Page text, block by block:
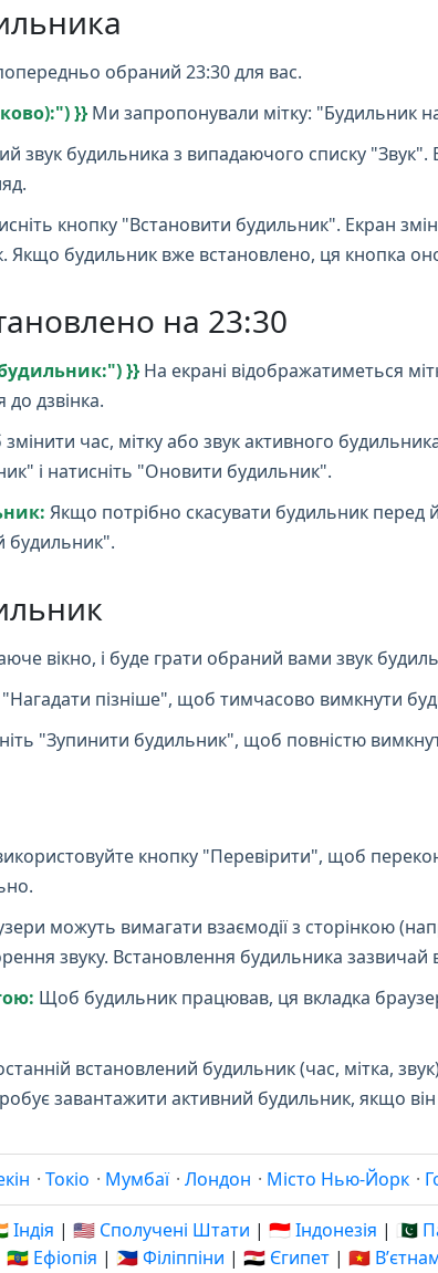
обраний 23:30 для вас.
}} Ми запропонували мітку: "Будильник
звук будильника з випадаючого списку
кнопку "Встановити будильник". Екран
Якщо будильник вже встановлено, ця кнопка
на 23:30
}} На екрані відображатиметься
дзвінка.
час, мітку або звук активного
і натисніть "Оновити будильник".
Якщо потрібно скасувати будильник перед
будильник".
вікно, і буде грати обраний вами звук
"Нагадати пізніше", щоб тимчасово вимкнути
"Зупинити будильник", щоб повністю
кнопку "Перевірити", щоб
можуть вимагати взаємодії з сторінкою
звуку. Встановлення будильника зазвичай
Щоб будильник працював, ця вкладка
встановлений будильник (час, мітка,
завантажити активний будильник, якщо
· Токіо · Мумбаї · Лондон · Місто Нью-Йорк ·
Індія | 🇺🇸 Сполучені Штати | 🇮🇩 Індонезія | 🇵🇰
🇪🇹 Ефіопія | 🇵🇭 Філіппіни | 🇪🇬 Єгипет | 🇻🇳